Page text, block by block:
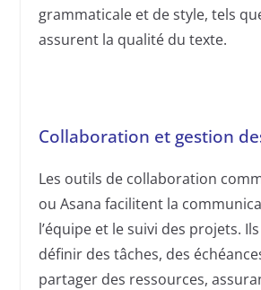
grammaticale et de style, tels
assurent la qualité du texte.
Collaboration et gestion
Les outils de collaboration
ou Asana facilitent la
l’équipe et le suivi des projets.
définir des tâches, des
partager des ressources,